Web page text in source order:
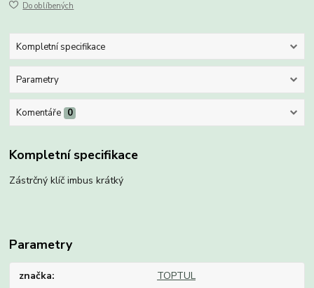
Do oblíbených
Kompletní specifikace
Parametry
Komentáře 0
Kompletní specifikace
Zástrčný klíč imbus krátký
Parametry
značka TOPTUL